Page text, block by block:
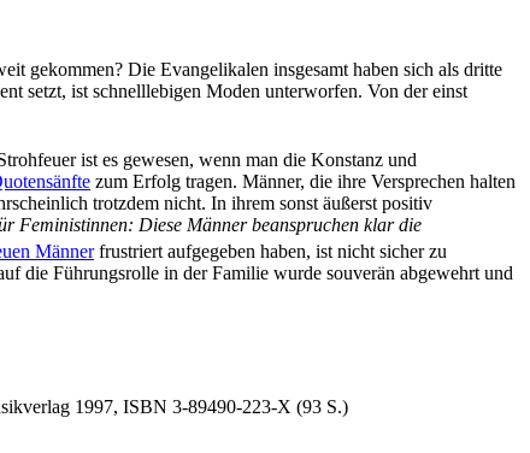
gekommen? Die Evangelikalen insgesamt haben sich als dritte
setzt, ist schnell­lebigen Moden unterworfen. Von der einst
ist es gewesen, wenn man die Konstanz und
zum Erfolg tragen. Männer, die ihre Versprechen halten
trotzdem nicht. In ihrem sonst äußerst positiv
Feministinnen: Diese Männer beanspruchen klar die
Männerfrustriert aufgegeben haben, ist nicht sicher zu
die Führungsrolle in der Familie wurde souverän abgewehrt und
1997, ISBN 3-89490-223-X (93 S.)